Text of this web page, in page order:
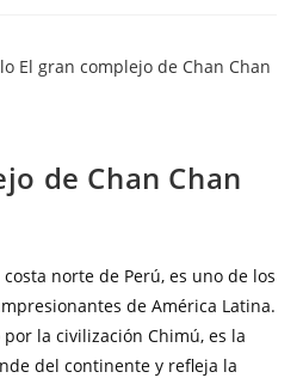
de Chan Chan
norte de Perú, es uno de los
de América Latina.
la civilización Chimú, es la
del continente y refleja la